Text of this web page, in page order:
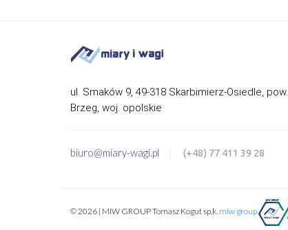
ul. Smaków 9, 49-318 Skarbimierz-Osiedle, pow.
Brzeg, woj. opolskie
biuro@miary-wagi.pl (+48) 77 411 39 28
© 2026 | MIW GROUP Tomasz Kogut sp.k. miw group